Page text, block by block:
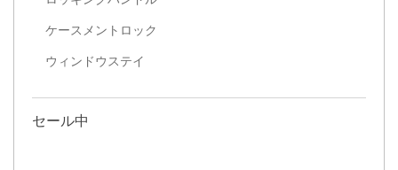
ケースメントロック
ウィンドウステイ
セール中